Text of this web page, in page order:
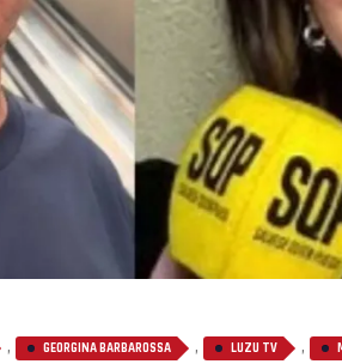
, GEORGINA BARBAROSSA , LUZU TV ,